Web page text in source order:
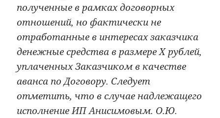
полученные в рамках договорных
отношений, но фактически не
отработанные в интересах заказчика
денежные средства в размере X рублей,
уплаченных Заказчиком в качестве
аванса по Договору. Следует
отметить, что в случае надлежащего
исполнение ИП Анисимовым. О.Ю.